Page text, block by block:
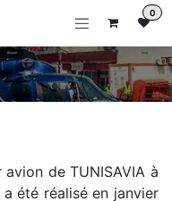
0
de TUNISAVIA à
été réalisé en janvier